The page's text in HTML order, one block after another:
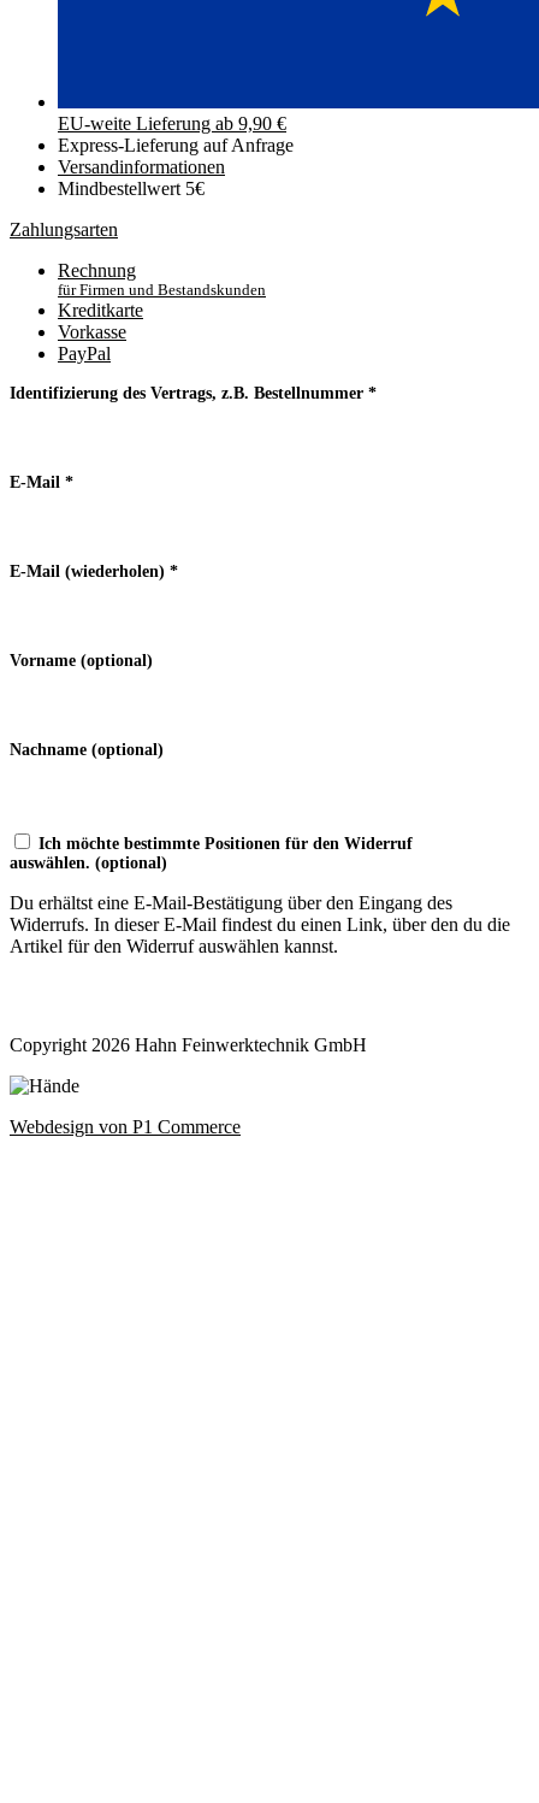
EU-weite Lieferung ab 9,90 €
Express-Lieferung auf Anfrage
Versand­informationen
Mindbestellwert 5€
Zahlungsarten
Rechnung
für Firmen und Bestandskunden
Kreditkarte
Vorkasse
PayPal
Identifizierung des Vertrags, z.B. Bestellnummer *
E-Mail *
E-Mail (wiederholen) *
Vorname (optional)
Nachname (optional)
Ich möchte bestimmte Positionen für den Widerruf
auswählen. (optional)
Du erhältst eine E-Mail-Bestätigung über den Eingang des
Widerrufs. In dieser E-Mail findest du einen Link, über den du die
Artikel für den Widerruf auswählen kannst.
Copyright 2026 Hahn Feinwerktechnik GmbH
Webdesign von P1 Commerce